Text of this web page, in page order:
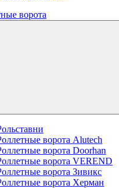
ворота
ворота Alutech
ворота Doorhan
ворота VEREND
ворота Зивикс
ворота Херман